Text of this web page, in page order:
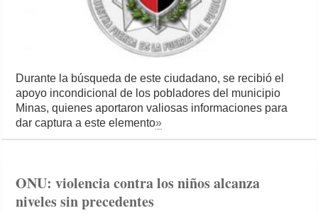
Durante la búsqueda de este ciudadano, se recibió el
apoyo incondicional de los pobladores del municipio
Minas, quienes aportaron valiosas informaciones para
dar captura a este elemento»
ONU: violencia contra los niños alcanza
niveles sin precedentes